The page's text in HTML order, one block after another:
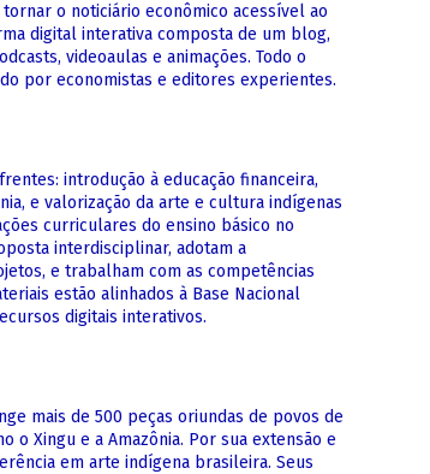
o noticiário econômico acessível ao
digital interativa composta de um blog,
videoaulas e animações. Todo o
por economistas e editores experientes.
introdução à educação financeira,
e valorização da arte e cultura indígenas
curriculares do ensino básico no
interdisciplinar, adotam a
e trabalham com as competências
estão alinhados à Base Nacional
digitais interativos.
mais de 500 peças oriundas de povos de
o Xingu e a Amazônia. Por sua extensão e
em arte indígena brasileira. Seus